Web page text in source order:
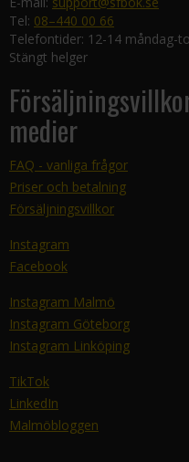
Tel: 08–440 00 66
Telefontider: 12-14 måndag-
Stängt helger
medier
FAQ - vanliga frågor
Priser och betalning
Försäljningsvillkor
Instagram
Facebook
Instagram Malmö
Instagram Göteborg
Instagram Linköping
TikTok
LinkedIn
Malmöbloggen